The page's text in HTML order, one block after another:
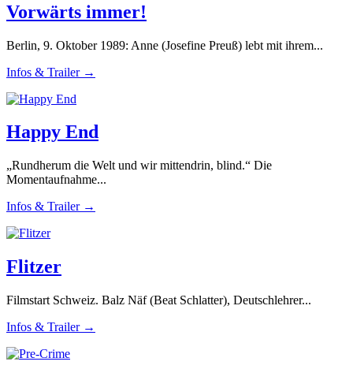
Vorwärts immer!
Berlin, 9. Oktober 1989: Anne (Josefine Preuß) lebt mit ihrem...
Infos & Trailer →
Happy End
„Rundherum die Welt und wir mittendrin, blind.“ Die
Momentaufnahme...
Infos & Trailer →
Flitzer
Filmstart Schweiz. Balz Näf (Beat Schlatter), Deutschlehrer...
Infos & Trailer →